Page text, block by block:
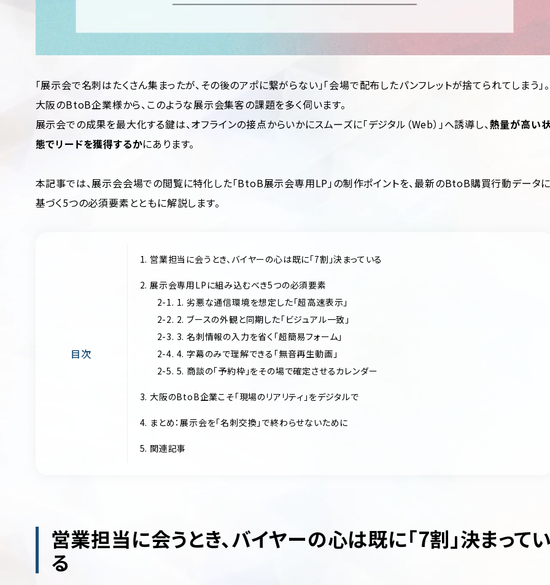
「展示会で名刺はたくさん集まったが、その後のアポに繋がらない」「会場で配布したパンフレットが捨てられてしまう」。
大阪のBtoB企業様から、このような展示会集客の課題を多く伺います。
展示会での成果を最大化する鍵は、オフラインの接点からいかにスムーズに「デジタル（Web）」へ誘導し、熱量が高い
態でリードを獲得するかにあります。
本記事では、展示会会場での閲覧に特化した「BtoB展示会専用LP」の制作ポイントを、最新のBtoB購買行動データ
基づく5つの必須要素とともに解説します。
目次
1. 営業担当に会うとき、バイヤーの心は既に「7割」決まっている
2. 展示会専用LPに組み込むべき5つの必須要素
2-1. 1. 劣悪な通信環境を想定した「超高速表示」
2-2. 2. ブースの外観と同期した「ビジュアル一致」
2-3. 3. 名刺情報の入力を省く「超簡易フォーム」
2-4. 4. 字幕のみで理解できる「無音再生動画」
2-5. 5. 商談の「予約枠」をその場で確定させるカレンダー
3. 大阪のBtoB企業こそ「現場のリアリティ」をデジタルで
4. まとめ：展示会を「名刺交換」で終わらせないために
5. 関連記事
営業担当に会うとき、バイヤーの心は既に「7割」決まって
る